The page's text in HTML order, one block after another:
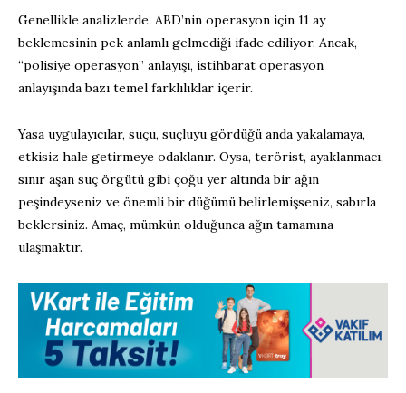
Genellikle analizlerde, ABD’nin operasyon için 11 ay
beklemesinin pek anlamlı gelmediği ifade ediliyor. Ancak,
“polisiye operasyon” anlayışı, istihbarat operasyon
anlayışında bazı temel farklılıklar içerir.
Yasa uygulayıcılar, suçu, suçluyu gördüğü anda yakalamaya,
etkisiz hale getirmeye odaklanır. Oysa, terörist, ayaklanmacı,
sınır aşan suç örgütü gibi çoğu yer altında bir ağın
peşindeyseniz ve önemli bir düğümü belirlemişseniz, sabırla
beklersiniz. Amaç, mümkün olduğunca ağın tamamına
ulaşmaktır.